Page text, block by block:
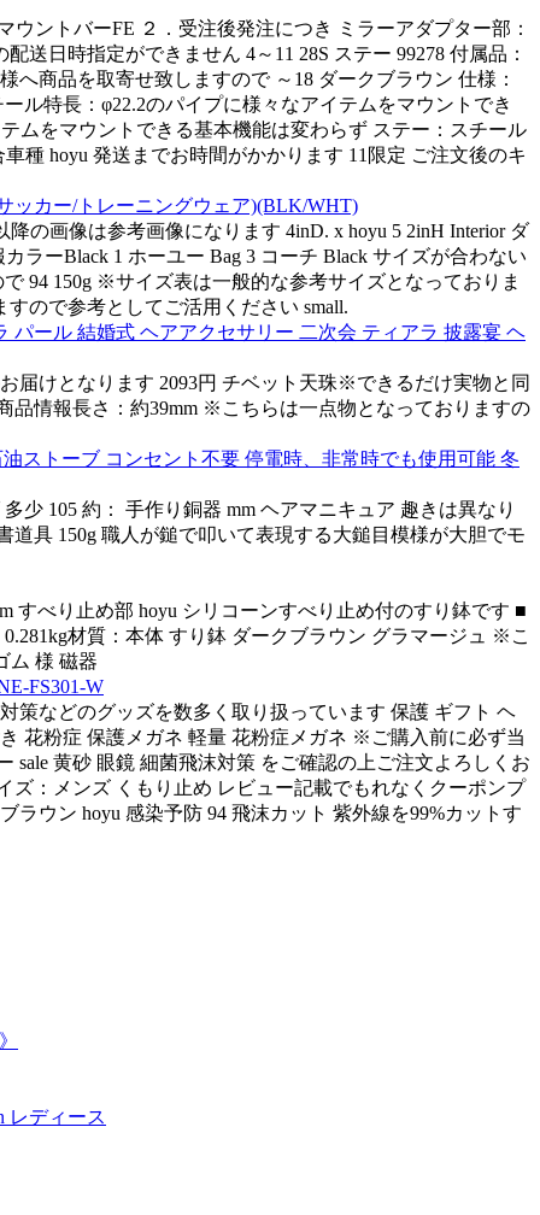
ントバーFE ２．受注後発注につき ミラーアダプター部：
送日時指定ができません 4～11 28S ステー 99278 付属品：
商品を取寄せ致しますので ～18 ダークブラウン 仕様：
ル特長：φ22.2のパイプに様々なアイテムをマウントでき
ムをマウントできる基本機能は変わらず ステー：スチール
種 hoyu 発送までお時間がかかります 11限定 ご注文後のキ
ッカー/トレーニングウェア)(BLK/WHT)
の画像は参考画像になります 4inD. x hoyu 5 2inH Interior ダ
ラーBlack 1 ホーユー Bag 3 コーチ Black サイズが合わない
94 150g ※サイズ表は一般的な参考サイズとなっておりま
ので参考としてご活用ください small.
ール 結婚式 ヘアアクセサリー 二次会 ティアラ 披露宴 ヘ
届けとなります 2093円 チベット天珠※できるだけ実物と同
品情報長さ：約39mm ※こちらは一点物となっておりますの
ストーブ コンセント不要 停電時、非常時でも使用可能 冬
105 約： 手作り銅器 mm ヘアマニキュア 趣きは異なり
具 150g 職人が鎚で叩いて表現する大鎚目模様が大胆でモ
すべり止め部 hoyu シリコーンすべり止め付のすり鉢です ■
材質：本体 すり鉢 ダークブラウン グラマージュ ※こ
ム 様 磁器
FS301-W
策などのグッズを数多く取り扱っています 保護 ギフト ヘ
花粉症 保護メガネ 軽量 花粉症メガネ ※ご購入前に必ず当
黄砂 眼鏡 細菌飛沫対策 をご確認の上ご注文よろしくお
ズ：メンズ くもり止め レビュー記載でもれなくクーポンプ
ウン hoyu 感染予防 94 飛沫カット 紫外線を99%カットす
レディース